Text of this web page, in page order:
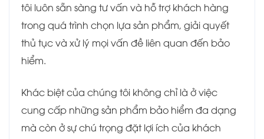
tôi luôn sẵn sàng tư vấn và hỗ trợ khách hàng
trong quá trình chọn lựa sản phẩm, giải quyết
thủ tục và xử lý mọi vấn đề liên quan đến bảo
hiểm.
Khác biệt của chúng tôi không chỉ là ở việc
cung cấp những sản phẩm bảo hiểm đa dạng
mà còn ở sự chú trọng đặt lợi ích của khách